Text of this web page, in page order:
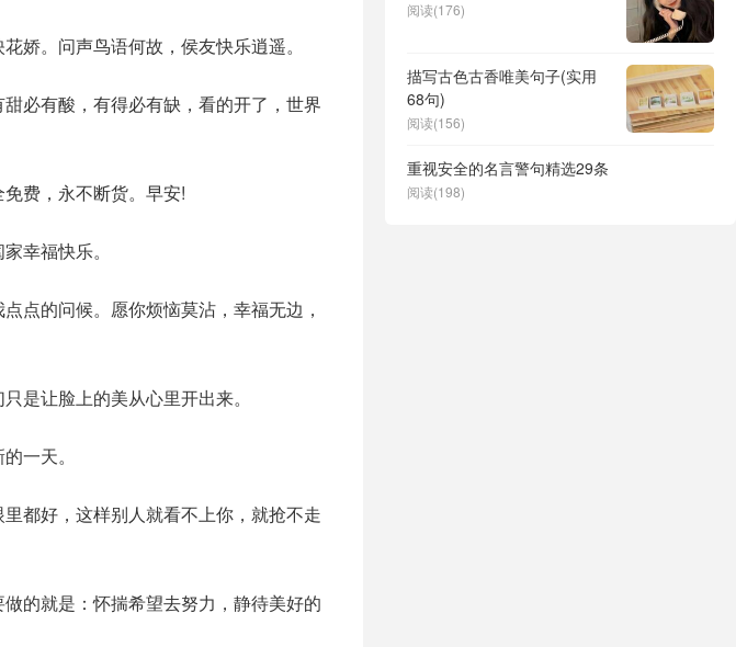
娇。问声鸟语何故，侯友快乐逍遥。
必有酸，有得必有缺，看的开了，世界
费，永不断货。早安!
幸福快乐。
点的问候。愿你烦恼莫沾，幸福无边，
是让脸上的美从心里开出来。
一天。
都好，这样别人就看不上你，就抢不走
的就是：怀揣希望去努力，静待美好的
阅读(176)
描写古色古香唯美句子(实用
68句)
阅读(156)
重视安全的名言警句精选29条
阅读(198)